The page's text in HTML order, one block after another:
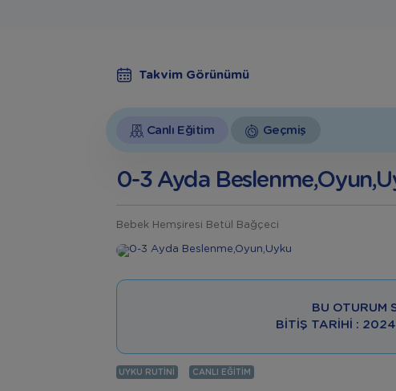
Takvim Görünümü
Canlı Eğitim Geçmiş
0-3 Ayda
Bebek Hemşiresi Betül Bağçeci
BU OTURUM
BITIŞ TARIHI :
UYKU RUTINI CANLI EĞITIM